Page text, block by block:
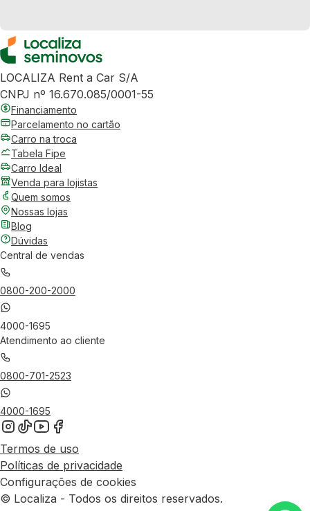
LOCALIZA Rent a Car S/A
CNPJ nº 16.670.085/0001-55
Financiamento
Parcelamento no cartão
Carro na troca
Tabela Fipe
Carro Ideal
Venda para lojistas
Quem somos
Nossas lojas
Blog
Dúvidas
Central de vendas
0800-200-2000
4000-1695
Atendimento ao cliente
0800-701-2523
4000-1695
Termos de uso
Políticas de privacidade
Configurações de cookies
© Localiza - Todos os direitos reservados.